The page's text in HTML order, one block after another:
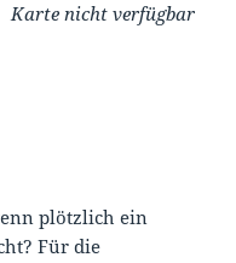
Karte nicht verfügbar
plötzlich ein
Für die